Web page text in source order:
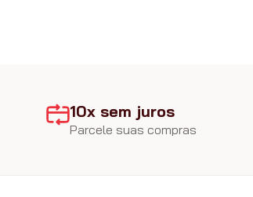
10x sem juros
Parcele suas compras